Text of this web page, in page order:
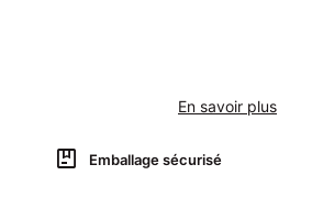
En savoir plus
package Emballage sécurisé